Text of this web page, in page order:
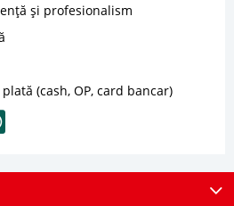
și profesionalism
(cash, OP, card bancar)